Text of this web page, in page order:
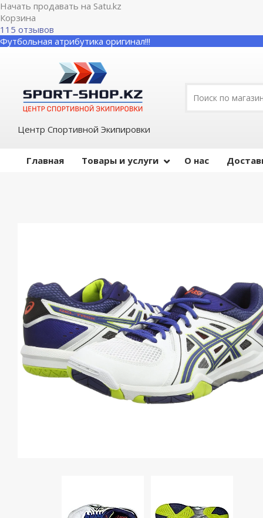
Начать продавать на Satu.kz
Корзина
115 отзывов
Футбольная атрибутика оригинал!!!
Центр Спортивной Экипировки
Главная Товары и услуги О нас